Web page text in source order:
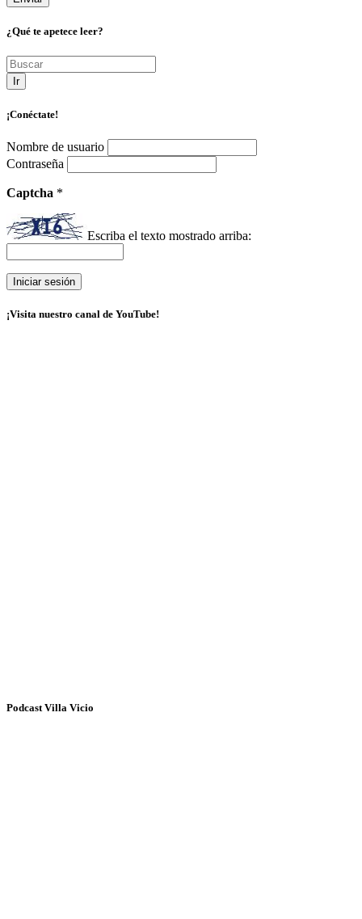
¿Qué te apetece leer?
Ir
¡Conéctate!
Nombre de usuario
Contraseña
Captcha *
Escriba el texto mostrado arriba:
¡Visita nuestro canal de YouTube!
Podcast Villa Vicio